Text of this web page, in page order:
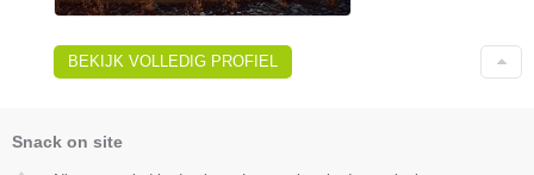
BEKIJK VOLLEDIG PROFIEL
Snack on site